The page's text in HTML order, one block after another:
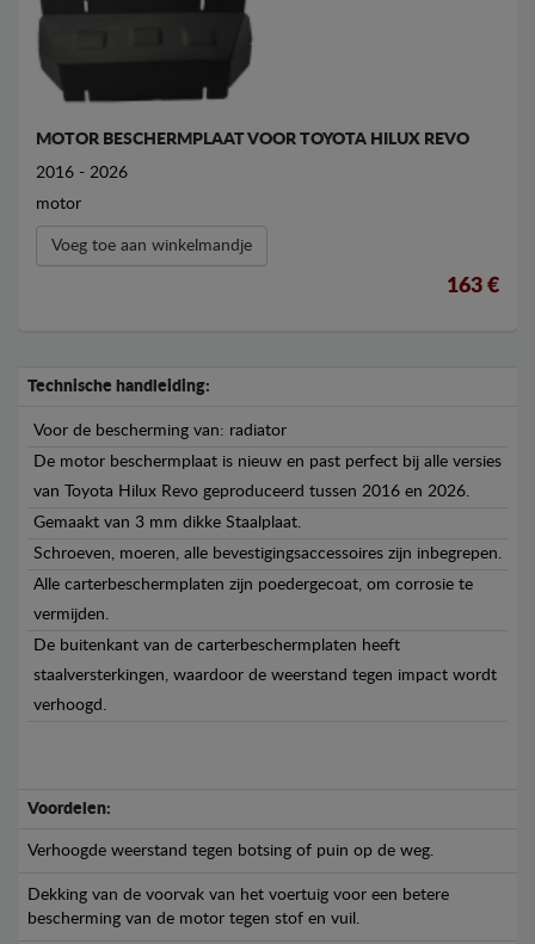
MOTOR BESCHERMPLAAT VOOR TOYOTA HILUX REVO
2016 - 2026
motor
Voeg toe aan winkelmandje
163 €
Technische handleiding:
Voor de bescherming van: radiator
De motor beschermplaat is nieuw en past perfect bij alle versies
van Toyota Hilux Revo geproduceerd tussen 2016 en 2026.
Gemaakt van 3 mm dikke Staalplaat.
Schroeven, moeren, alle bevestigingsaccessoires zijn inbegrepen.
Alle carterbeschermplaten zijn poedergecoat, om corrosie te
vermijden.
De buitenkant van de carterbeschermplaten heeft
staalversterkingen, waardoor de weerstand tegen impact wordt
verhoogd.
Voordelen:
Verhoogde weerstand tegen botsing of puin op de weg.
Dekking van de voorvak van het voertuig voor een betere
bescherming van de motor tegen stof en vuil.